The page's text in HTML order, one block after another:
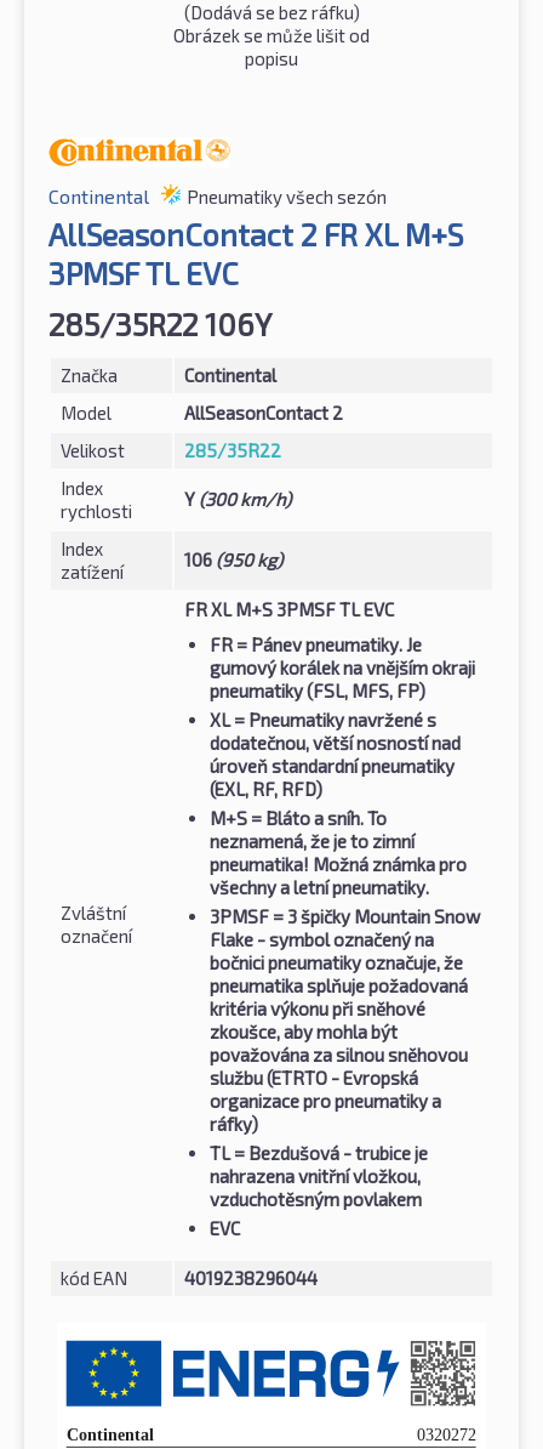
(Dodává se bez ráfku)
Obrázek se může lišit od
popisu
Continental Pneumatiky všech sezón
AllSeasonContact 2 FR XL M+S
3PMSF TL EVC
285/35R22 106Y
Značka
Continental
Model
AllSeasonContact 2
Velikost
285/35R22
Index
rychlosti
Y (300 km/h)
Index
zatížení
106 (950 kg)
Zvláštní
označení
FR XL M+S 3PMSF TL EVC
FR = Pánev pneumatiky. Je
gumový korálek na vnějším okraji
pneumatiky (FSL, MFS, FP)
XL= Pneumatiky navržené s
dodatečnou, větší nosností nad
úroveň standardní pneumatiky
(EXL, RF, RFD)
M+S = Bláto a sníh. To
neznamená, že je to zimní
pneumatika! Možná známka pro
všechny a letní pneumatiky.
3PMSF = 3 špičky Mountain Snow
Flake - symbol označený na
bočnici pneumatiky označuje, že
pneumatika splňuje požadovaná
kritéria výkonu při sněhové
zkoušce, aby mohla být
považována za silnou sněhovou
službu (ETRTO - Evropská
organizace pro pneumatiky a
ráfky)
TL= Bezdušová - trubice je
nahrazena vnitřní vložkou,
vzduchotěsným povlakem
EVC
kód EAN 4019238296044